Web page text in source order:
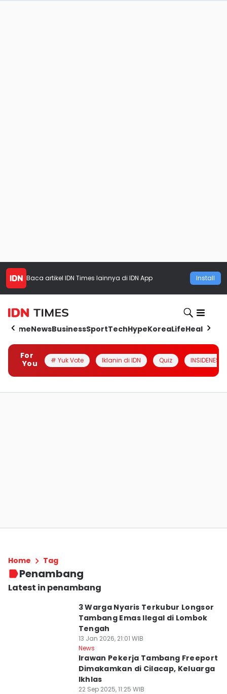
Baca artikel IDN Times lainnya di IDN App Install
HomeNewsBusinessSportTechHypeKoreaLifeHealth
For
You
# Yuk Vote Iklanin di IDN Quiz INSIDENESIA
Home Tag
Penambang
Latest in penambang
3 Warga Nyaris Terkubur Longsor
Tambang Emas Ilegal di Lombok
Tengah
13 Jan 2026, 21:01 WIB
News
Irawan Pekerja Tambang Freeport
Dimakamkan di Cilacap, Keluarga
Ikhlas
22 Sep 2025, 11:25 WIB